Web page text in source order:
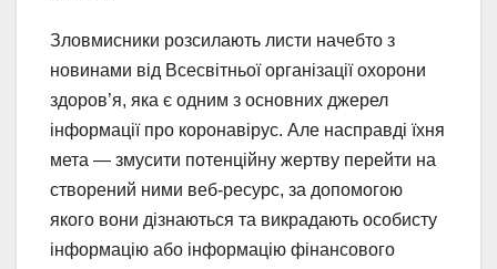
Зловмисники розсилають листи начебто з
новинами від Всесвітньої організації охорони
здоров’я, яка є одним з основних джерел
інформації про коронавірус. Але насправді їхня
мета — змусити потенційну жертву перейти на
створений ними веб-ресурс, за допомогою
якого вони дізнаються та викрадають особисту
інформацію або інформацію фінансового